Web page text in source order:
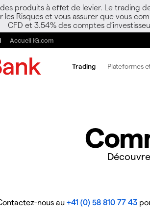
des produits à effet de levier. Le trading
les Risques et vous assurer que vous
CFD et 3.54% des comptes
Accueil IG.com
Trading Plateformes
nous au +41 (0) 58 810 77 43